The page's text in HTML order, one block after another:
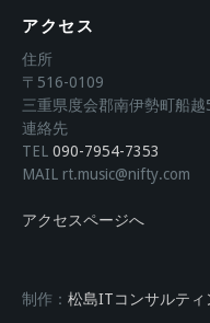
アクセス
住所
〒516-0109
三重県度会郡南伊勢町船
連絡先
TEL 090-7954-7353
MAIL rt.music@nifty.com
アクセスページへ
制作： 松島ITコンサルティ